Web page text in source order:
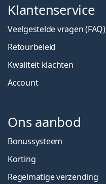
Klantenservice
Veelgestelde vragen (FAQ)
Retourbeleid
Kwaliteit klachten
Account
Ons aanbod
Bonussysteem
Korting
Regelmatige verzending